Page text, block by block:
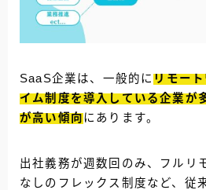
SaaS企業は、一般的に リモー
イム制度を導入している企業が
が高い傾向にあります。
出社義務が週数回のみ、フルリ
なしのフレックス制度など、従